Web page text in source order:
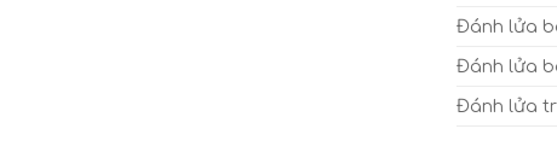
Đánh lửa
Đánh lửa
Đánh lửa